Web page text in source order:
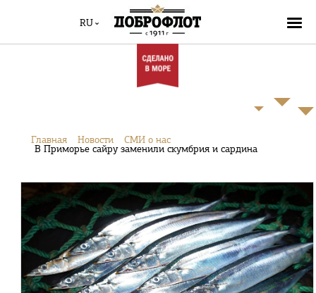
RU
Главная Новости
СМИ о нас
В Приморье сайру заменили скумбрия и сардина